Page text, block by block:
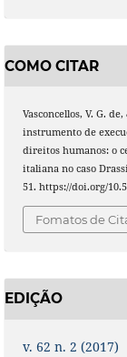
COMO CITAR
Vasconcellos, V. G.
instrumento de
direitos humanos: o
italiana no caso
51. https://doi.org/
Fomatos de
EDIÇÃO
v. 62 n. 2 (2017)